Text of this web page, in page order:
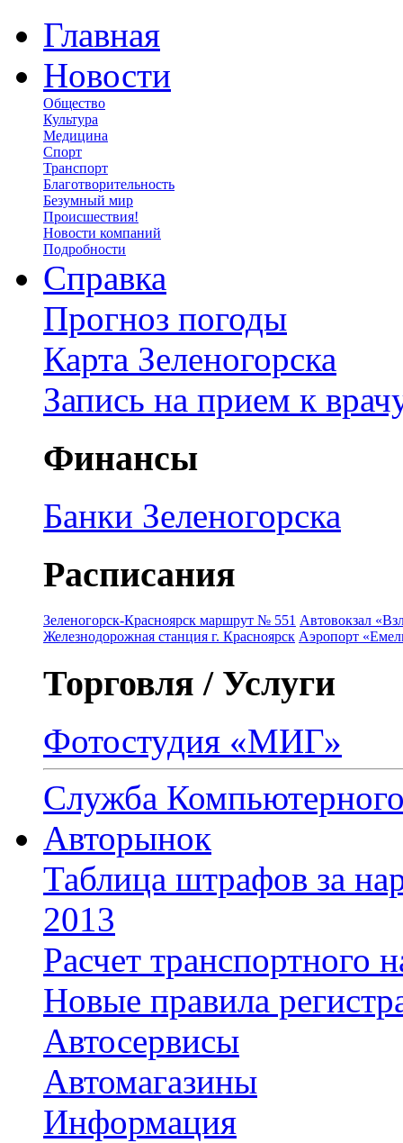
Главная
Новости
Общество
Культура
Медицина
Спорт
Транспорт
Благотворительность
Безумный мир
Происшествия!
Новости компаний
Подробности
Справка
Прогноз погоды
Карта Зеленогорска
Запись на прием к
Финансы
Банки Зеленогорска
Расписания
Зеленогорск-Красноярск маршрут № 551 Автовокзал
Железнодорожная станция г. Красноярск Аэропорт
Торговля / Услуги
Фотостудия «МИГ»
Служба
Авторынок
Таблица штрафов за
2013
Расчет транспортного
Новые правила
Автосервисы
Автомагазины
Информация